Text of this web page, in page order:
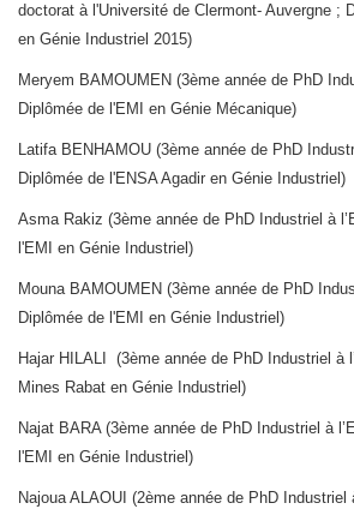
doctorat à l'Université de Clermont- Auvergne ;
en Génie Industriel 2015)
Meryem BAMOUMEN (3ème année de PhD
Diplômée de l'EMI en Génie Mécanique)
Latifa BENHAMOU (3ème année de PhD
Diplômée de l'ENSA Agadir en Génie Industriel)
Asma Rakiz (3ème année de PhD Industriel à
l'EMI en Génie Industriel)
Mouna BAMOUMEN (3ème année de PhD
Diplômée de l'EMI en Génie Industriel)
Hajar HILALI (3ème année de PhD Industriel à
Mines Rabat en Génie Industriel)
Najat BARA (3ème année de PhD Industriel à
l'EMI en Génie Industriel)
Najoua ALAOUI (2ème année de PhD Industriel